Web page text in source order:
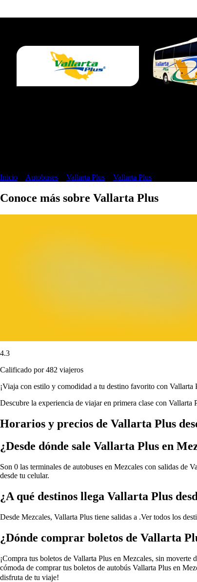
Inicio Autobuses Vallarta Plus Vallarta Plus
Conoce más sobre Vallarta Plus
4.3
Calificado por 482 viajeros
¡Viaja con estilo y comodidad a tu destino favorito con Vallarta
Descubre la experiencia de viajar en primera clase con
Horarios y precios de Vallarta Plus
¿Desde dónde sale Vallarta Plus en
Son 0 las terminales de autobuses en Mezcales con salidas
desde tu celular.
¿A qué destinos llega Vallarta Plus
Desde Mezcales, Vallarta Plus tiene salidas a .Ver todos los
¿Dónde comprar boletos de Vallarta
¡Compra tus boletos de Vallarta Plus en Mezcales, sin
cómoda de comprar tus boletos de autobús Vallarta Plus en
disfruta de tu viaje!